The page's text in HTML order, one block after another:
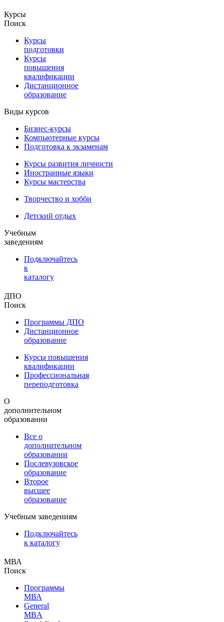
Курсы
Поиск
Курсы
подготовки
Курсы
повышения
квалификации
Дистанционное
образование
Виды курсов
Бизнес-курсы
Компьютерные курсы
Подготовка к экзаменам
Курсы развития личности
Иностранные языки
Курсы мастерства
Творчество и хобби
Детский отдых
Учебным
заведениям
Подключайтесь
к
каталогу
ДПО
Поиск
Программы ДПО
Дистанционное
образование
Курсы повышения
квалификации
Профессиональная
переподготовка
О
дополнительном
образовании
Все о
дополнительном
образовании
Послевузовское
образование
Второе
высшее
образование
Учебным заведениям
Подключайтесь
к каталогу
МВА
Поиск
Программы
МВА
General
MBA